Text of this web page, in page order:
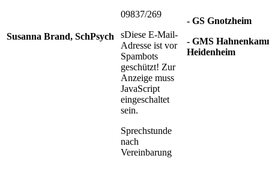
Susanna Brand, SchPsych
09837/269
sDiese E-Mail-
Adresse ist vor
Spambots
geschützt! Zur
Anzeige muss
JavaScript
eingeschaltet
sein.
Sprechstunde
nach
Vereinbarung
- GS Gnotzheim
- GMS
Heidenheim